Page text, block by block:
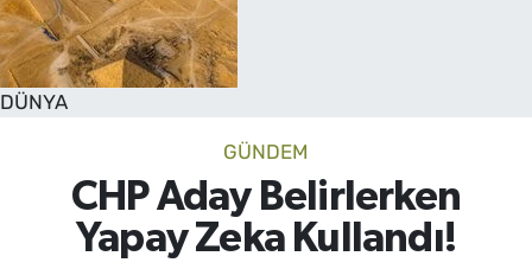
DÜNYA
GÜNDEM
CHP Aday Belirlerken
Yapay Zeka Kullandı!